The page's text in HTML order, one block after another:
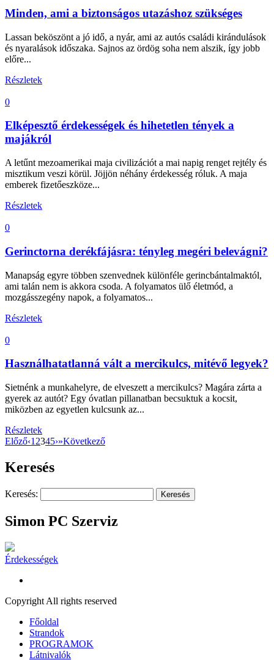
Minden, ami a biztonságos utazáshoz szükséges
Lassan beköszönt a jó idő, a nyár, ami az autós családi kirándulások
és nyaralások időszaka. Sajnos az ördög soha nem alszik, így jobb
előre...
Részletek
0
Elképesztő érdekességek és hihetetlen tények a
majákról
A letűnt mezoamerikai maja civilizációt a mai napig renget rejtély és
misztikum veszi körül. Jöjjön néhány érdekesség róluk. A maja
emberek fizetőeszköze...
Részletek
0
Gerinctorna derékfájásra: tényleg megéri belevágni?
Manapság egyre többen szenvednek különféle gerincbántalmaktól,
ami talán nem is akkora csoda. A folyamatos ülő életmód, a
mozgásszegény napok, a folyamatos...
Részletek
0
Használhatatlanná vált a mercikulcs, mitévő legyek?
Sietnénk a munkahelyre, de elveszett a mercikulcs? Magára zárta a
gyerek az autót? Egy óvatlan pillanatban becsuktuk a kocsit,
miközben az egyetlen kulcsunk az...
Részletek
Előző‹1 2345›»Következő
Keresés
Keresés:
Simon PC Szerviz
Érdekességek
Copyright All rights reserved
Főoldal
Strandok
PROGRAMOK
Látnivalók